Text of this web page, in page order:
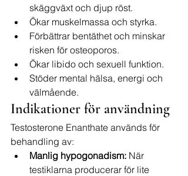
skäggväxt och djup röst.
Ökar muskelmassa och styrka.
Förbättrar bentäthet och minskar
risken för osteoporos.
Ökar libido och sexuell funktion.
Stöder mental hälsa, energi och
välmående.
Indikationer för användning
Testosterone Enanthate används för
behandling av:
Manlig hypogonadism: När
testiklarna producerar för lite